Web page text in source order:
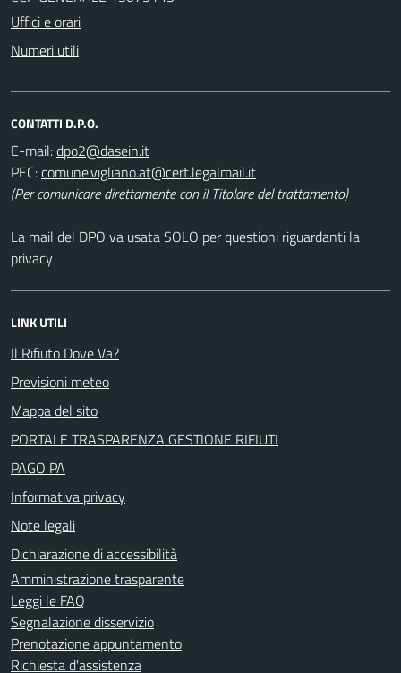
Uffici e orari
Numeri utili
CONTATTI D.P.O.
E-mail:
PEC:
(Per comunicare direttamente con il Titolare del trattamento)
La mail del DPO va usata SOLO per questioni riguardanti la
privacy
LINK UTILI
Il Rifiuto Dove Va?
Previsioni meteo
Mappa del sito
PORTALE TRASPARENZA GESTIONE RIFIUTI
PAGO PA
Informativa privacy
Note legali
Dichiarazione di accessibilità
Amministrazione trasparente
Leggi le FAQ
Segnalazione disservizio
Prenotazione appuntamento
Richiesta d'assistenza